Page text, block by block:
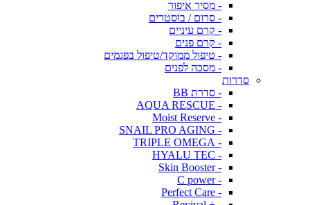
- מסיר איפור
- סרום / בוסטרים
- קרם עיניים
- קרם פנים
- טיפול ממוקד/טיפול בפגמים
- מסכה לפנים
סדרות
- סדרת BB
- AQUA RESCUE
- Moist Reserve
- SNAIL PRO AGING
- TRIPLE OMEGA
- HYALU TEC
- Skin Booster
- C power
- Perfect Care